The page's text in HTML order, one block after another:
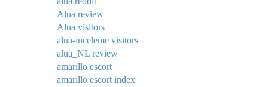
Alua review
Alua visitors
alua-inceleme visitors
alua_NL review
amarillo escort
amarillo escort index